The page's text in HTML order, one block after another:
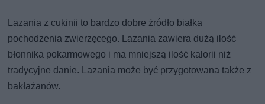
Lazania z cukinii to bardzo dobre źródło białka
pochodzenia zwierzęcego. Lazania zawiera dużą ilość
błonnika pokarmowego i ma mniejszą ilość kalorii niż
tradycyjne danie. Lazania może być przygotowana także z
bakłażanów.